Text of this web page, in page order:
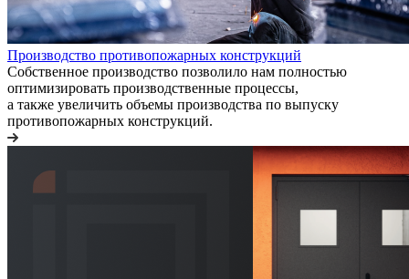
Производство противопожарных конструкций
Собственное производство позволило нам полностью
оптимизировать производственные процессы,
а также увеличить объемы производства по выпуску
противопожарных конструкций.